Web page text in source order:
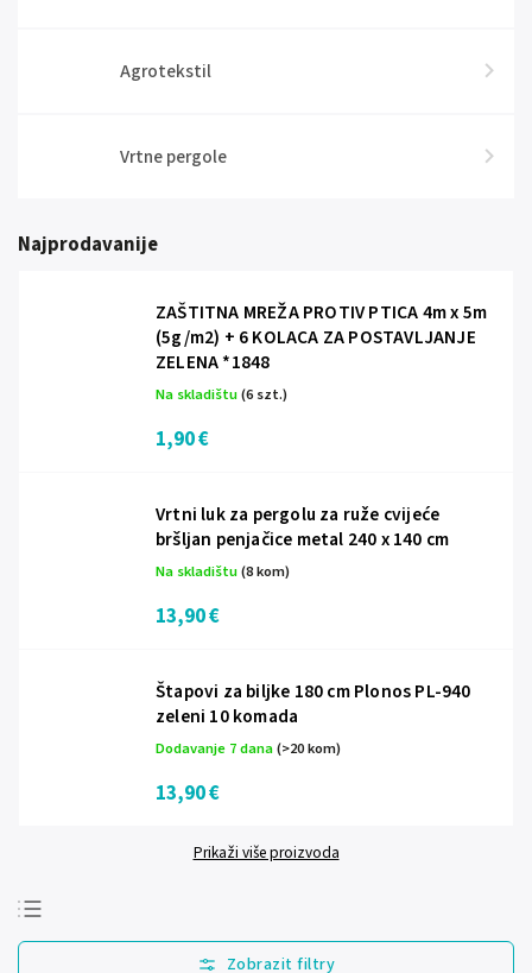
Agrotekstil
Vrtne pergole
Najprodavanije
ZAŠTITNA MREŽA PROTIV PTICA 4m x 5m
(5g/m2) + 6 KOLACA ZA POSTAVLJANJE
ZELENA *1848
Na skladištu(6 szt.)
1,90 €
Vrtni luk za pergolu za ruže cvijeće
bršljan penjačice metal 240 x 140 cm
Na skladištu(8 kom)
13,90 €
Štapovi za biljke 180 cm Plonos PL-940
zeleni 10 komada
Dodavanje 7 dana(>20 kom)
13,90 €
Prikaži više proizvoda
Najprodavanije